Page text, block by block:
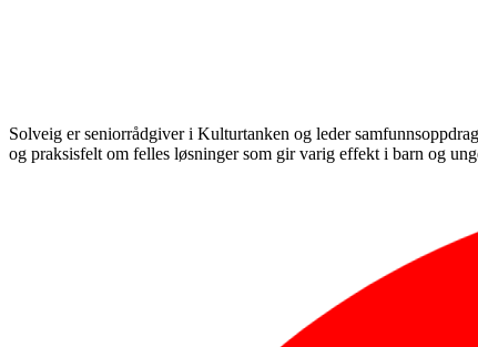
Solveig er seniorrådgiver i Kulturtanken og leder
og praksisfelt om felles løsninger som gir varig effekt i barn og